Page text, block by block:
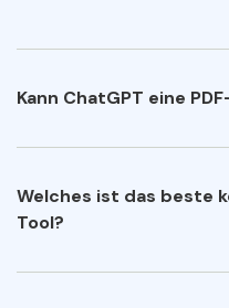
Kann ChatGPT eine
Welches ist das beste
Tool?